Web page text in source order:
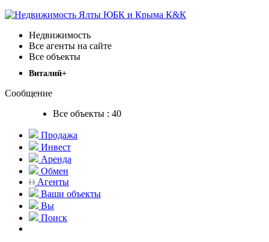
Недвижимость
Все агенты на сайте
Все объекты
Виталий+
Сообщение
Все объекты : 40
Продажа
Инвест
Аренда
Обмен
Агенты
Ваши объекты
Вы
Поиск